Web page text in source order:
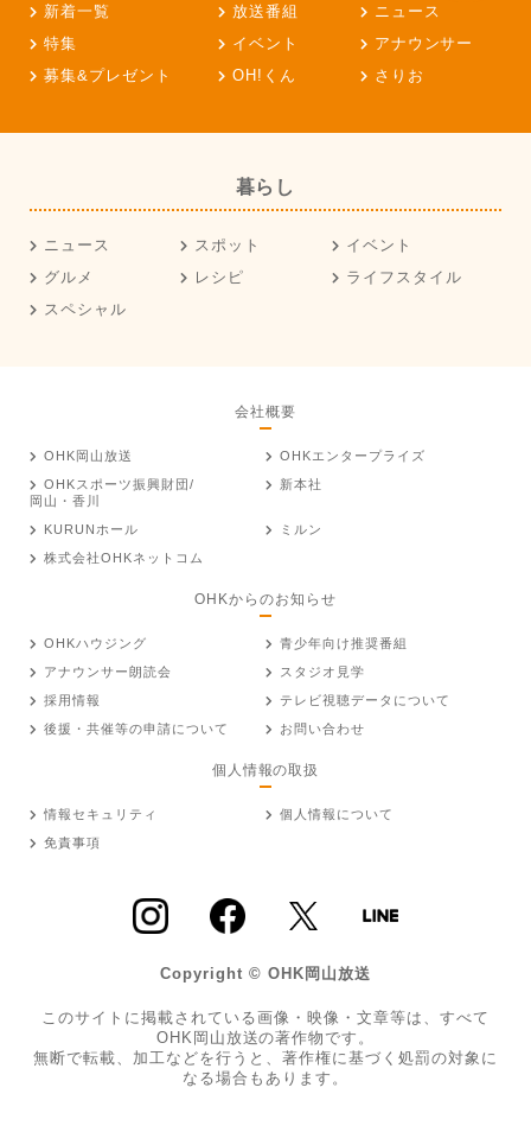
新着一覧 放送番組
ニュース
特集
イベント
アナウンサー
募集&プレゼント
OH!くん さりお
暮らし
ニュース スポット
イベント
グルメ
レシピ
ライフスタイル
スペシャル
会社概要
OHK岡山放送
OHKエンタープライズ
OHKスポーツ振興財団/
岡山・香川
新本社
KURUNホール
ミルン
株式会社OHKネットコム
OHKからのお知らせ
OHKハウジング
青少年向け推奨番組
アナウンサー朗読会
スタジオ見学
採用情報
テレビ視聴データについて
後援・共催等の申請について
お問い合わせ
個人情報の取扱
情報セキュリティ
個人情報について
免責事項
Copyright © OHK岡山放送
このサイトに掲載されている画像・映像・文章等は、すべて
OHK岡山放送の著作物です。
無断で転載、加工などを行うと、著作権に基づく処罰の対象に
なる場合もあります。